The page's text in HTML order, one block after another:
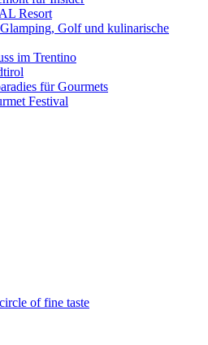
Resort
Golf und kulinarische
im Trentino
für Gourmets
Festival
of fine taste